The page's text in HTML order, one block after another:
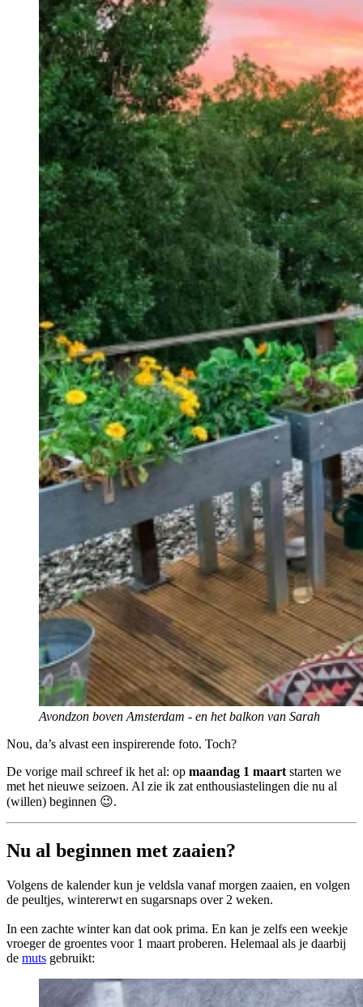
Avondzon boven Amsterdam - en het balkon van Sarah
Nou, da’s alvast een inspirerende foto. Toch?
De vorige mail schreef ik het al: op maandag 1 maart starten we
met het nieuwe seizoen. Al zie ik zat enthousiastelingen die nu al
(willen) beginnen 😉.
Nu al beginnen met zaaien?
Volgens de kalender kun je veldsla vanaf morgen zaaien, en volgen
de peultjes, wintererwt en sugarsnaps over 2 weken.
In een zachte winter kan dat ook prima. En kan je zelfs een weekje
vroeger de groentes voor 1 maart proberen. Helemaal als je daarbij
de muts gebruikt: